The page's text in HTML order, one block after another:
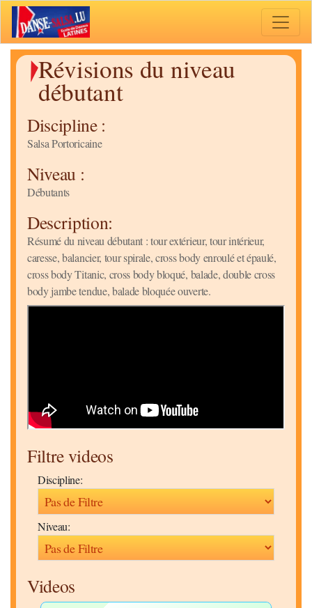
Révisions du niveau
débutant
Discipline :
Salsa Portoricaine
Niveau :
Débutants
Description:
Résumé du niveau débutant : tour extérieur, tour intérieur,
caresse, balancier, tour spirale, cross body enroulé et épaulé,
cross body Titanic, cross body bloqué, balade, double cross
body jambe tendue, balade bloquée ouverte.
Filtre videos
Discipline:
Niveau:
Videos